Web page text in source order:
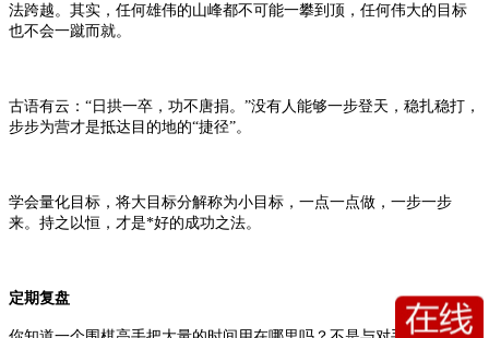
法跨越。其实，任何雄伟的山峰都不可能一攀到顶，任何伟大的目标
也不会一蹴而就。
古语有云： “日拱一卒，功不唐捐。”没有人能够一步登天，稳扎稳打，
步步为营才是抵达目的地的“捷径”。
学会量化目标，将大目标分解称为小目标，一点一点做，一步一步
来。持之以恒，才是*好的成功之法。
定期复盘